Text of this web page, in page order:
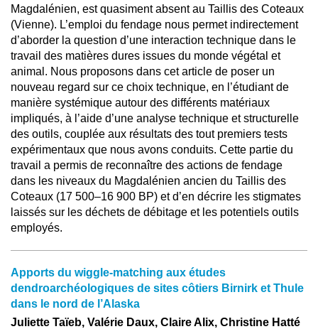
Magdalénien, est quasiment absent au Taillis des Coteaux
(Vienne). L’emploi du fendage nous permet indirectement
d’aborder la question d’une interaction technique dans le
travail des matières dures issues du monde végétal et
animal. Nous proposons dans cet article de poser un
nouveau regard sur ce choix technique, en l’étudiant de
manière systémique autour des différents matériaux
impliqués, à l’aide d’une analyse technique et structurelle
des outils, couplée aux résultats des tout premiers tests
expérimentaux que nous avons conduits. Cette partie du
travail a permis de reconnaître des actions de fendage
dans les niveaux du Magdalénien ancien du Taillis des
Coteaux (17 500–16 900 BP) et d’en décrire les stigmates
laissés sur les déchets de débitage et les potentiels outils
employés.
Apports du wiggle-matching aux études
dendroarchéologiques de sites côtiers Birnirk et Thule
dans le nord de l’Alaska
Juliette Taïeb, Valérie Daux, Claire Alix, Christine Hatté